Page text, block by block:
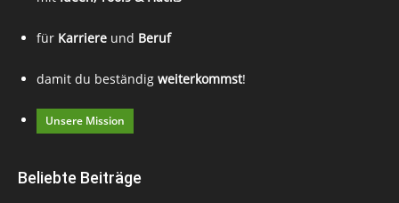
für Karriere und Beruf
damit du beständig weiterkommst!
Unsere Mission
Beliebte Beiträge